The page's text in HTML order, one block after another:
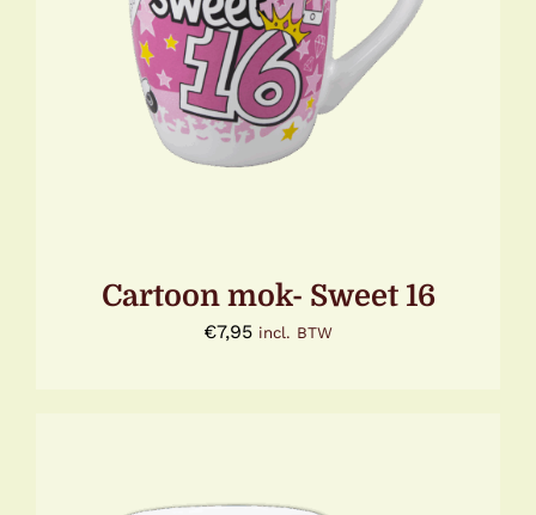
TOEVOEGEN AAN WINKELWAGEN
/
DETAILS
Cartoon mok- Sweet 16
€7,95 incl. BTW